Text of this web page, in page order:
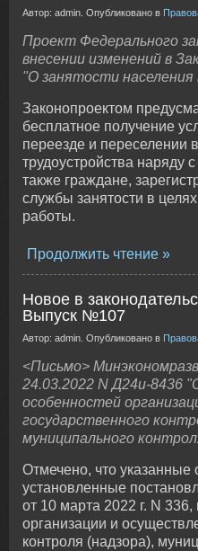
Автор: admin. Опубликовано в
Проект Федерального
внесении изменений в
"О занятости населения
Законопроектом
бесплатное получение
переезде и переселении
трудоустройства наряду
также граждане,
службы занятости в
работы.
Продолжить чтение
Новое в
Выпуск №107
Автор: admin. Опубликовано в
<Письмо>
24.03.2022 N Д24и-8436
особенностей
государственного
муниципального
Отмечено, что указанные
установленные
от 10 марта 2022 г. N
организации и
контроля (надзора),